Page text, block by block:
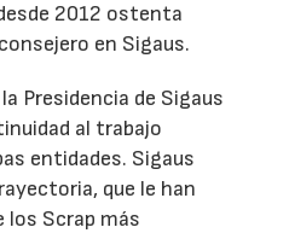
2012 ostenta
en Sigaus.
Presidencia de Sigaus
al trabajo
entidades. Sigaus
que le han
los Scrap más